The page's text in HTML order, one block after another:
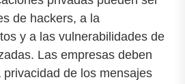
de hackers, a la
y a las vulnerabilidades de
Las empresas deben
de los mensajes